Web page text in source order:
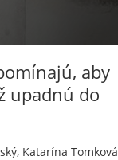
aby
upadnú do
Katarína Tomková